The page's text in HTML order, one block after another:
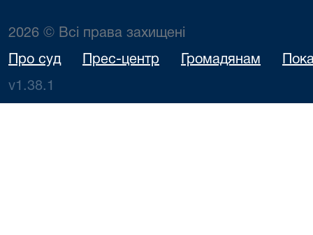
2026 © Всі права захищені
Про суд Прес-центр Громадянам
v1.38.1